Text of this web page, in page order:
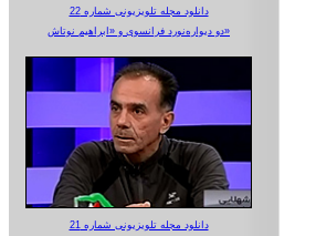
دانلود مجله تلویزیونی شماره 22
دو دیواره‌نورد فرانسوی و «ابراهیم نوتاش»
دانلود مجله تلویزیونی شماره 21